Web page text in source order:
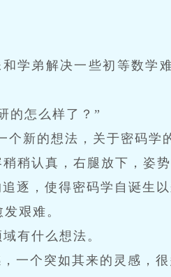
学弟解决一些初等数学
的怎么样了？”
个新的想法，关于密码学
稍认真，右腿放下，姿
逐，使得密码学自诞生
艰难。
有什么想法。
一个突如其来的灵感，